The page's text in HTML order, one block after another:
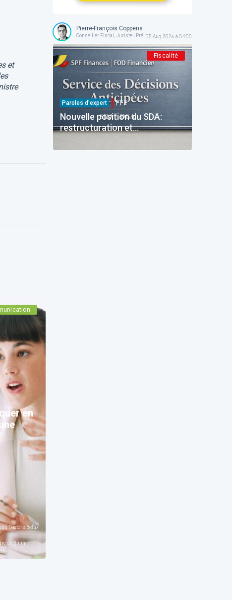
et
en
Doctors Belux
de3min
Pierre-François Coppens
Conseiller Fiscal, Juriste | Président @ AFPC
05 Aug 2026 à 04:00
Fiscalité
Paroles d’expert F.F.F.
Nouvelle position du SDA:
restructuration et